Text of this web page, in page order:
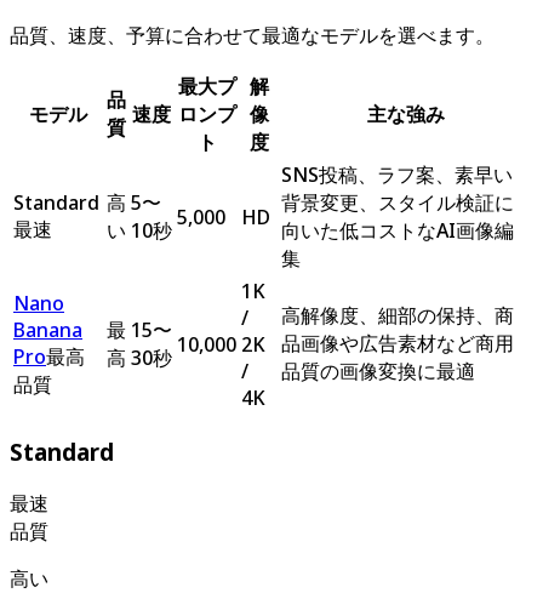
品質、速度、予算に合わせて最適なモデルを選べます。
モデル
品
質 速度
最大プ
ロンプ
ト
解
像
度
主な強み
Standard
最速
高
い
5〜
10秒5,000 HD
SNS投稿、ラフ案、素早い
背景変更、スタイル検証に
向いた低コストなAI画像編
集
Nano
Banana
Pro最高
品質
最
高
15〜
30秒 10,000
1K
/
2K
/
4K
高解像度、細部の保持、商
品画像や広告素材など商用
品質の画像変換に最適
Standard
最速
品質
高い